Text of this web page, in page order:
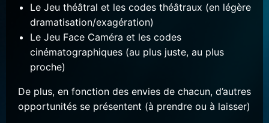
Le Jeu théâtral et les codes théâtraux (en légère
dramatisation/exagération)
Le Jeu Face Caméra et les codes
cinématographiques (au plus juste, au plus
proche)
De plus, en fonction des envies de chacun, d’autres
opportunités se présentent (à prendre ou à laisser)